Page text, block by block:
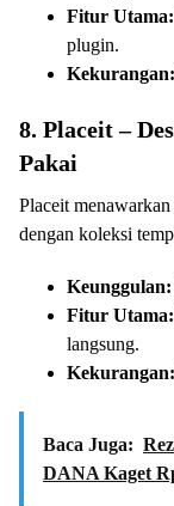
Fitur Utama:
plugin.
Kekurangan:
8. Placeit –
Pakai
Placeit
dengan koleksi
Keunggulan:
Fitur Utama:
langsung.
Kekurangan:
Baca Juga:
DANA Kaget